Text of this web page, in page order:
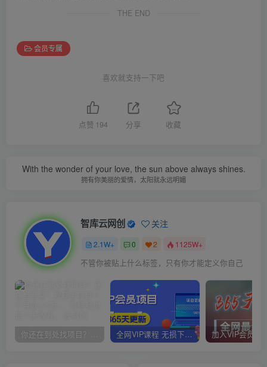
THE END
会员专属
喜欢就支持一下吧
点赞 194 分享 收藏
With the wonder of your love, the sun above always shines.
拥有你美丽的爱情，太阳就永远明媚
智库云网创 关注
2.1W+ 0 2 1125W+
不管你被贴上什么标签，只有你才能定义你自己
你还在到处找项目？还在当韭菜？我靠卖项目一个月收入5万+，曾经我也是个失败者。 全网VIP课程 无损下载~